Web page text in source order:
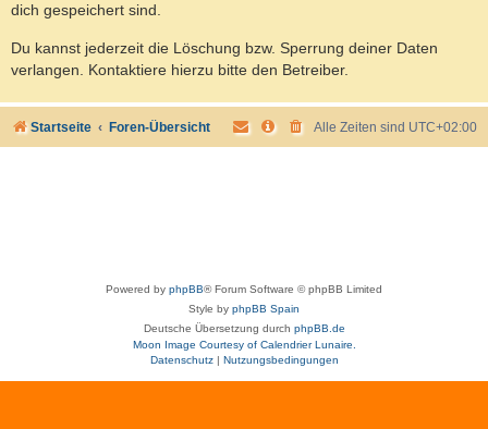
dich gespeichert sind.
Du kannst jederzeit die Löschung bzw. Sperrung deiner Daten
verlangen. Kontaktiere hierzu bitte den Betreiber.
Startseite Foren-Übersicht Alle Zeiten sind UTC+02:00
Powered by phpBB® Forum Software © phpBB Limited
Style by phpBB Spain
Deutsche Übersetzung durch phpBB.de
Moon Image Courtesy of Calendrier Lunaire.
Datenschutz| Nutzungsbedingungen